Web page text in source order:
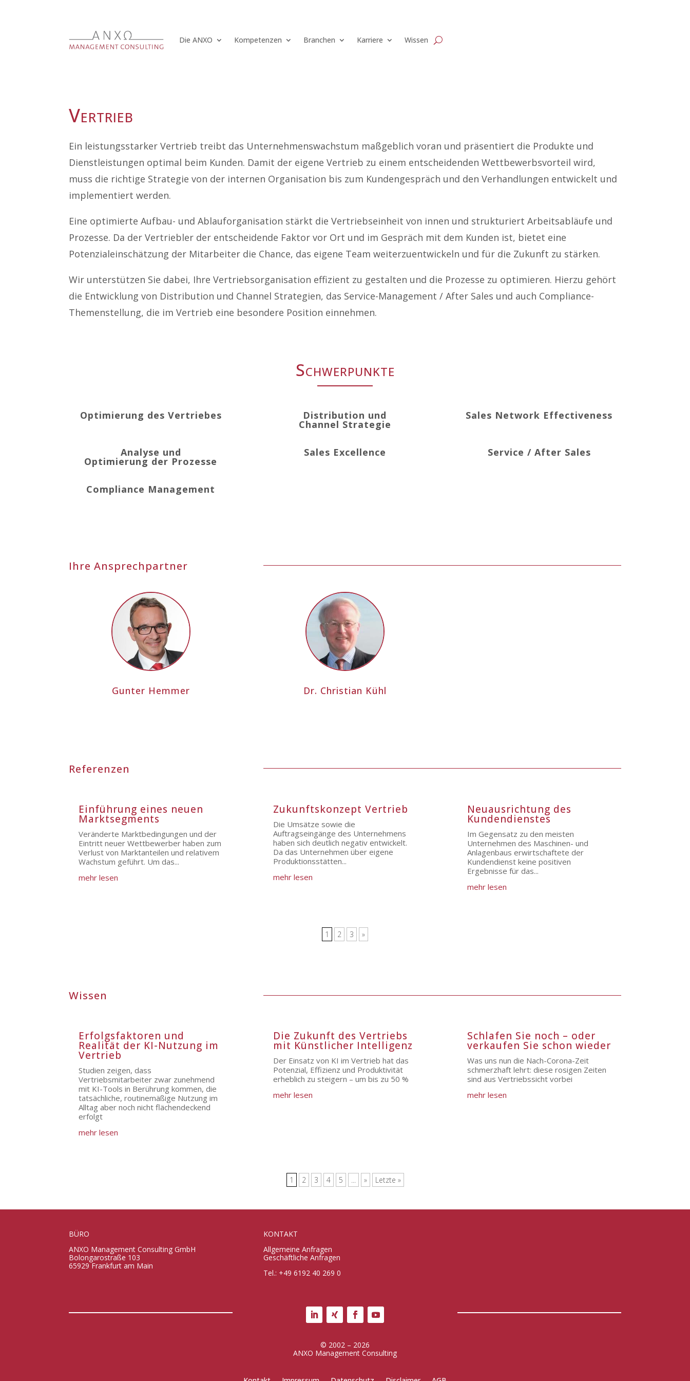
Die ANXO Kompetenzen Branchen Karriere Wissen
Vertrieb
Ein leistungsstarker Vertrieb treibt das Unternehmenswachstum maßgeblich voran und präsentiert die Produkte und
Dienstleistungen optimal beim Kunden. Damit der eigene Vertrieb zu einem entscheidenden Wettbewerbsvorteil wird,
muss die richtige Strategie von der internen Organisation bis zum Kundengespräch und den Verhandlungen entwickelt und
implementiert werden.
Eine optimierte Aufbau- und Ablauforganisation stärkt die Vertriebseinheit von innen und strukturiert Arbeitsabläufe und
Prozesse. Da der Vertriebler der entscheidende Faktor vor Ort und im Gespräch mit dem Kunden ist, bietet eine
Potenzialeinschätzung der Mitarbeiter die Chance, das eigene Team weiterzuentwickeln und für die Zukunft zu stärken.
Wir unterstützen Sie dabei, Ihre Vertriebsorganisation effizient zu gestalten und die Prozesse zu optimieren. Hierzu gehört
die Entwicklung von Distribution und Channel Strategien, das Service-Management / After Sales und auch Compliance-
Themenstellung, die im Vertrieb eine besondere Position einnehmen.
Schwerpunkte
Optimierung des Vertriebes Distribution und
Channel Strategie
Sales Network Effectiveness
Analyse und
Optimierung der Prozesse
Sales Excellence Service / After Sales
Compliance Management
Ihre Ansprechpartner
Gunter Hemmer Dr. Christian Kühl
Referenzen
Einführung eines neuen
Marktsegments
Veränderte Marktbedingungen und der
Eintritt neuer Wettbewerber haben zum
Verlust von Marktanteilen und relativem
Wachstum geführt. Um das...
mehr lesen
Zukunftskonzept Vertrieb
Die Umsätze sowie die
Auftragseingänge des Unternehmens
haben sich deutlich negativ entwickelt.
Da das Unternehmen über eigene
Produktionsstätten...
mehr lesen
Neuausrichtung des
Kundendienstes
Im Gegensatz zu den meisten
Unternehmen des Maschinen- und
Anlagenbaus erwirtschaftete der
Kundendienst keine positiven
Ergebnisse für das...
mehr lesen
1 2 3 »
Wissen
Erfolgsfaktoren und
Realität der KI-Nutzung im
Vertrieb
Studien zeigen, dass
Vertriebsmitarbeiter zwar zunehmend
mit KI-Tools in Berührung kommen, die
tatsächliche, routinemäßige Nutzung im
Alltag aber noch nicht flächendeckend
erfolgt
mehr lesen
Die Zukunft des Vertriebs
mit Künstlicher Intelligenz
Der Einsatz von KI im Vertrieb hat das
Potenzial, Effizienz und Produktivität
erheblich zu steigern – um bis zu 50 %
mehr lesen
Schlafen Sie noch – oder
verkaufen Sie schon wieder
Was uns nun die Nach-Corona-Zeit
schmerzhaft lehrt: diese rosigen Zeiten
sind aus Vertriebssicht vorbei
mehr lesen
1 2 3 4 5 ... » Letzte »
BÜRO
ANXO Management Consulting GmbH
Bolongarostraße 103
65929 Frankfurt am Main
KONTAKT
Allgemeine Anfragen
Geschäftliche Anfragen
Tel.: +49 6192 40 269 0
© 2002 – 2026
ANXO Management Consulting